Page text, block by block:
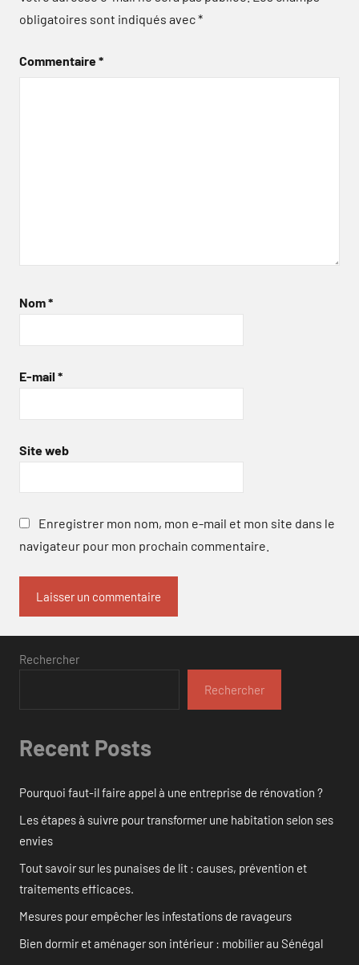
obligatoires sont indiqués avec*
Commentaire*
Nom*
E-mail *
Site web
Enregistrer mon nom, mon e-mail et mon site dans le
navigateur pour mon prochain commentaire.
Rechercher
Rechercher
Recent Posts
Pourquoi faut-il faire appel à une entreprise de rénovation ?
Les étapes à suivre pour transformer une habitation selon ses
envies
Tout savoir sur les punaises de lit : causes, prévention et
traitements efficaces.
Mesures pour empêcher les infestations de ravageurs
Bien dormir et aménager son intérieur : mobilier au Sénégal